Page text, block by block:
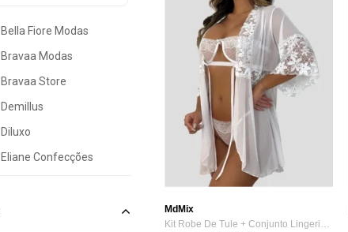
Bella Fiore Modas
Bravaa Modas
Bravaa Store
Demillus
Diluxo
Eliane Confecções
MdMix
Kit Robe De Tule + Conjunto Lingerie Gri...